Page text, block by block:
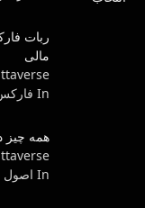
ربات
مالی
In فاركس
همه چیز
In اصول معامله گرى